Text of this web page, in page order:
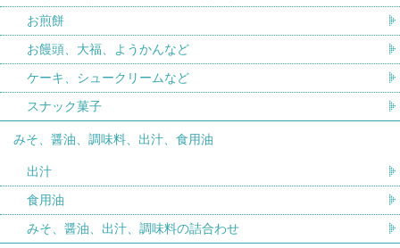
お煎餅
お饅頭、大福、ようかんなど
ケーキ、シュークリームなど
スナック菓子
みそ、醤油、調味料、出汁、食用油
出汁
食用油
みそ、醤油、出汁、調味料の詰合わせ